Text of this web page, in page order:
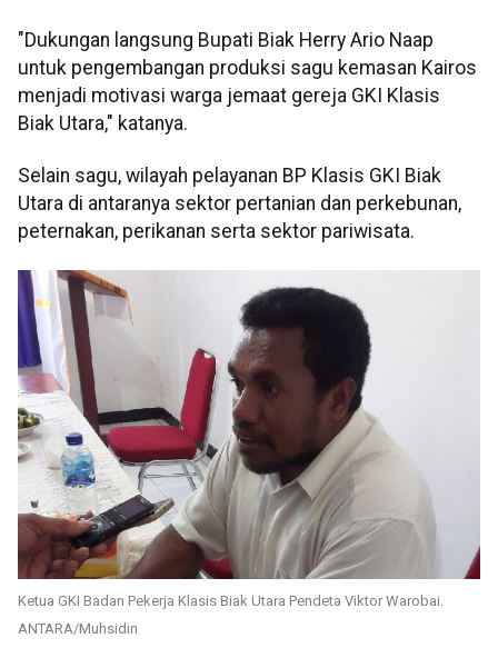
"Dukungan langsung Bupati Biak Herry Ario Naap
untuk pengembangan produksi sagu kemasan Kairos
menjadi motivasi warga jemaat gereja GKI Klasis
Biak Utara," katanya.
Selain sagu, wilayah pelayanan BP Klasis GKI Biak
Utara di antaranya sektor pertanian dan perkebunan,
peternakan, perikanan serta sektor pariwisata.
Ketua GKI Badan Pekerja Klasis Biak Utara Pendeta Viktor Warobai.
ANTARA/Muhsidin